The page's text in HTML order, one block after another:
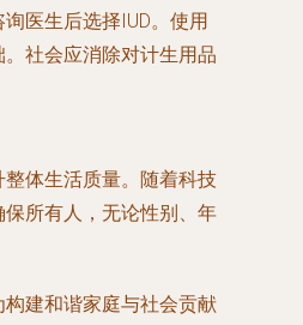
医生后选择IUD。使用
社会应消除对计生用品
体生活质量。随着科技
所有人，无论性别、年
建和谐家庭与社会贡献